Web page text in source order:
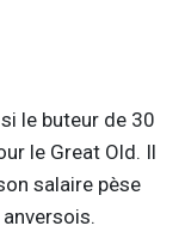
le buteur de 30
le Great Old. Il
salaire pèse